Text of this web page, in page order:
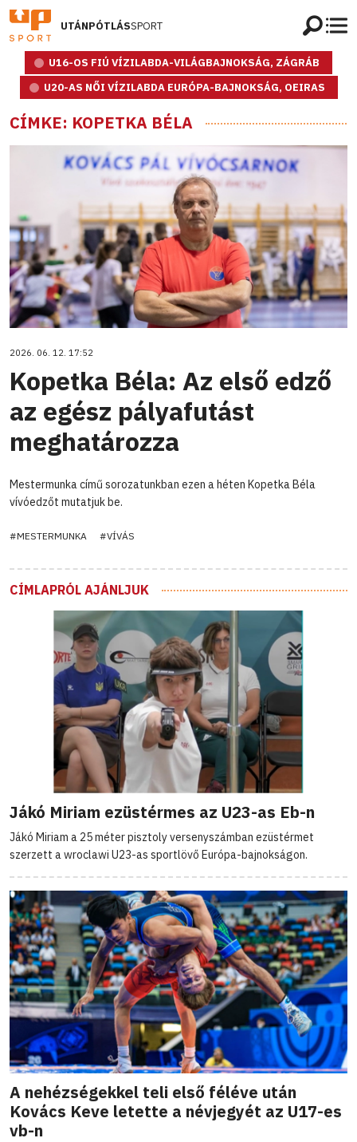
UTÁNPÓTLÁSSPORT
U16-OS FIÚ VÍZILABDA-VILÁGBAJNOKSÁG, ZÁGRÁB
U20-AS NŐI VÍZILABDA EURÓPA-BAJNOKSÁG, OEIRAS
CÍMKE: KOPETKA BÉLA
2026. 06. 12. 17:52
Kopetka Béla: Az első edző
az egész pályafutást
meghatározza
Mestermunka című sorozatunkban ezen a héten Kopetka Béla
vívóedzőt mutatjuk be.
#MESTERMUNKA #VÍVÁS
CÍMLAPRÓL AJÁNLJUK
Jákó Miriam ezüstérmes az U23-as Eb-n
Jákó Miriam a 25 méter pisztoly versenyszámban ezüstérmet
szerzett a wroclawi U23-as sportlövő Európa-bajnokságon.
A nehézségekkel teli első féléve után
Kovács Keve letette a névjegyét az U17-es
vb-n